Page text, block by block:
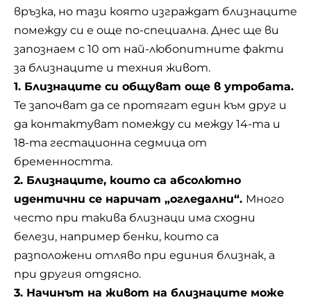
връзка, но тази която изграждат близнаците
помежду си е още по-специална. Днес ще ви
запознаем с 10 от най-любопитните факти
за близнаците и техния живот.
1. Близнаците си общуват още в утробата.
Те започват да се протягат един към друг и
да контактуват помежду си между 14-та и
18-та гестационна седмица от
бременността.
2. Близнаците, които са абсолютно
идентични се наричат „огледални“. Много
често при такива близнаци има сходни
белези, например бенки, които са
разположени отляво при единия близнак, а
при другия отдясно.
3. Начинът на живот на близнаците може